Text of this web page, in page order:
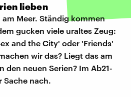
lieben
Meer. Ständig kommen
gucken viele uraltes Zeug:
and the City' oder 'Friends'
wir das? Liegt das am
den neuen Serien? Im Ab21-
Sache nach.